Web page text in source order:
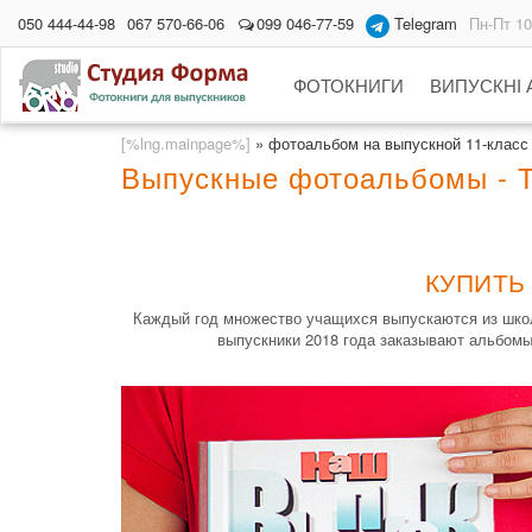
050 444-44-98 067 570-66-06 099 046-77-59 Telegram Пн-Пт
ФОТОКНИГИ
[%lng.mainpage%] » фотоальбом на выпускной 11-класс
Выпускные фотоальбомы -
Каждый год множество учащихся выпускаются из
выпускники 2018 года заказывают